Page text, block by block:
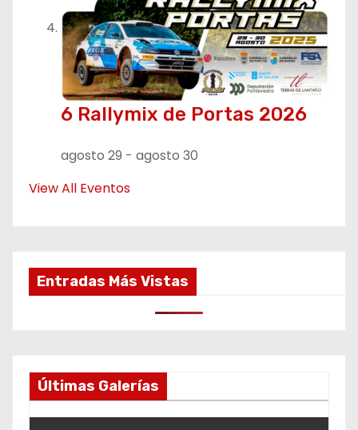
6 Rallymix de Portas 2026
agosto 29 - agosto 30
View All Eventos
Entradas Más Vistas
Últimas Galerías